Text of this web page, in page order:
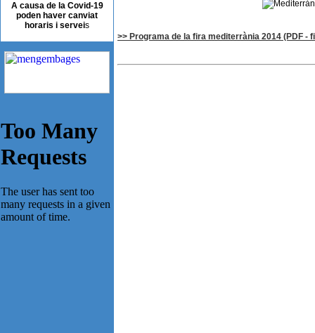
A causa de la Covid-19
poden haver canviat
horaris i serveis
>> Programa de la fira mediterrània 2014 (PDF -